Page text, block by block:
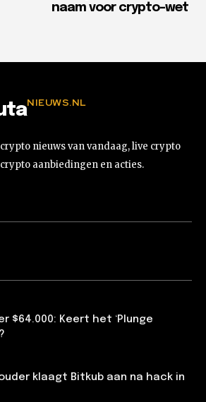
naam voor crypto-wet
NIEUWS.NL
nieuws van vandaag, live crypto
aanbiedingen en acties.
$64.000: Keert het ‘Plunge
klaagt Bitkub aan na hack in